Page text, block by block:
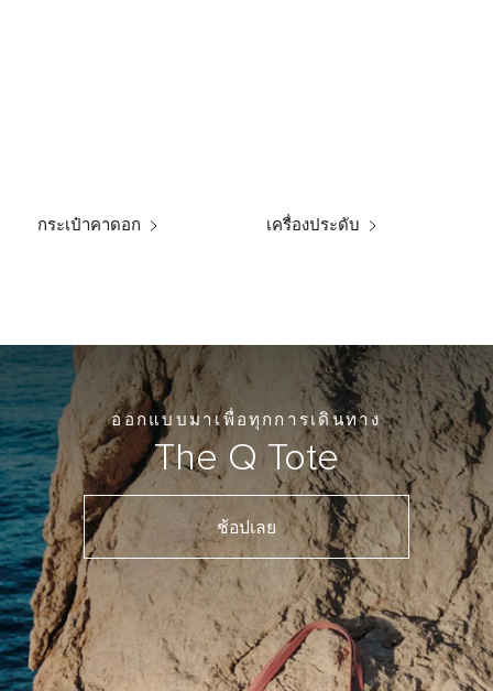
กระเป๋าคาดอก เครื่องประดับ
ออกแบบมาเพื่อทุกการเดินทาง
The Q Tote
ช้อปเลย